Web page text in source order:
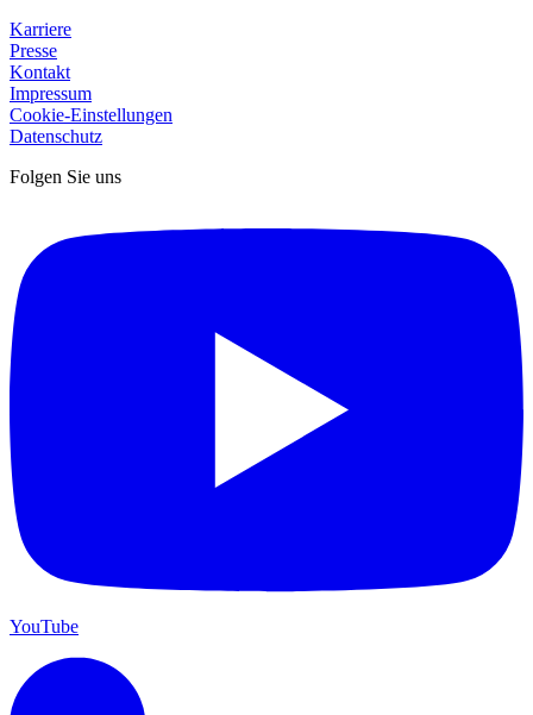
Karriere
Presse
Kontakt
Impressum
Cookie-Einstellungen
Datenschutz
Folgen Sie uns
YouTube